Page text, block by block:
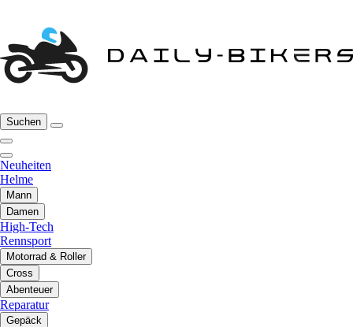
Suchen
Neuheiten
Helme
Mann
Damen
High-Tech
Rennsport
Motorrad & Roller
Cross
Abenteuer
Reparatur
Gepäck